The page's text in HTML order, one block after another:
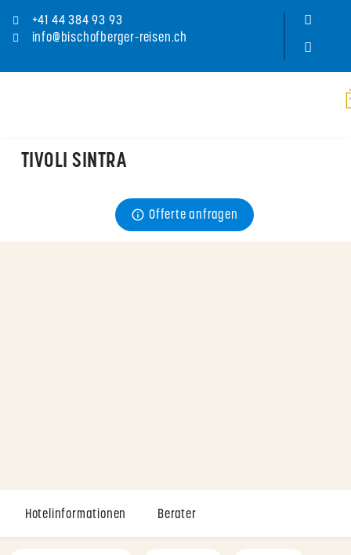
+41 44 384 93 93
info@bischofberger-reisen.ch
TIVOLI SINTRA
Offerte anfragen
Hotelinformationen Berater